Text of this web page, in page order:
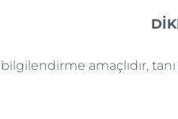
amaçlıdır,